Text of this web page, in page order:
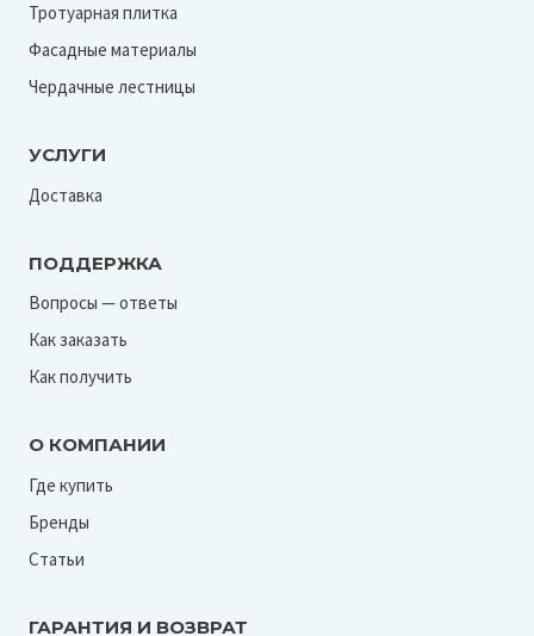
Тротуарная плитка
Фасадные материалы
Чердачные лестницы
УСЛУГИ
Доставка
ПОДДЕРЖКА
Вопросы — ответы
Как заказать
Как получить
О КОМПАНИИ
Где купить
Бренды
Статьи
ГАРАНТИЯ И ВОЗВРАТ